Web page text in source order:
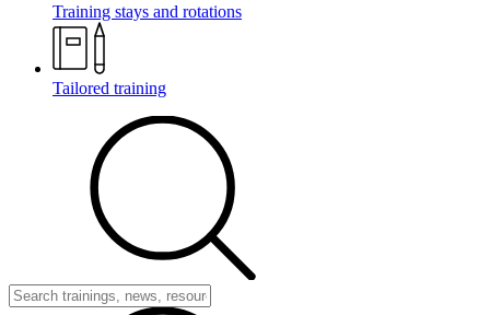
Training stays and rotations
Tailored training